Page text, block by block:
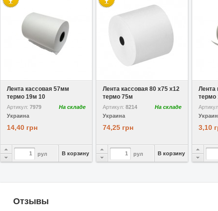
Лента кассовая 57мм
термо 19м 10
Артикул: 7979
На складе
Украина
14,40 грн
рул В корзину
Лента кассовая 80 х75 х12
термо 75м
Артикул: 8214
На складе
Украина
74,25 грн
рул В корзину
Лента
термо
3,10
Отзывы